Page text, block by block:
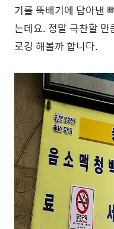
기를 뚝배기에 담아낸
는데요. 정말 극찬할
로깅 해볼까 합니다.